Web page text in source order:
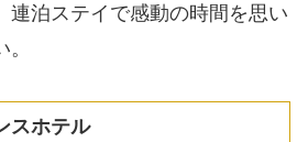
連泊ステイで感動の時間を思い
スホテル